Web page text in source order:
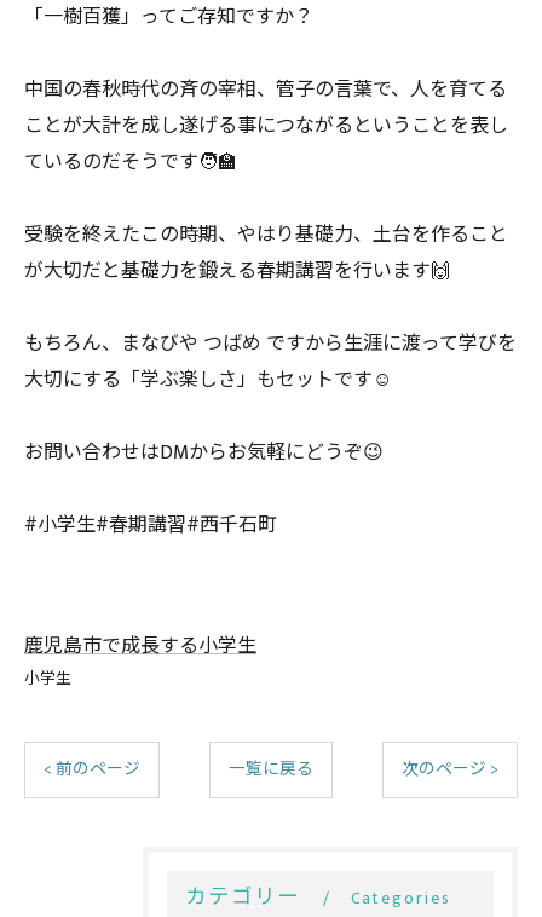
「一樹百獲」ってご存知ですか？
中国の春秋時代の斉の宰相、管子の言葉で、人を育てる
ことが大計を成し遂げる事につながるということを表し
ているのだそうです🧑‍🏫
受験を終えたこの時期、やはり基礎力、土台を作ること
が大切だと基礎力を鍛える春期講習を行います🙌
もちろん、まなびや つばめ ですから生涯に渡って学びを
大切にする「学ぶ楽しさ」もセットです☺️
お問い合わせはDMからお気軽にどうぞ😉
#小学生#春期講習#西千石町
鹿児島市で成長する小学生
小学生
< 前のページ 一覧に戻る 次のページ >
カテゴリー Categories